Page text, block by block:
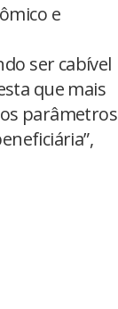
e
ser cabível
que mais
parâmetros